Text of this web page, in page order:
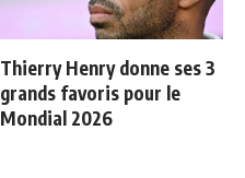
Thierry Henry donne ses 3
grands favoris pour le
Mondial 2026